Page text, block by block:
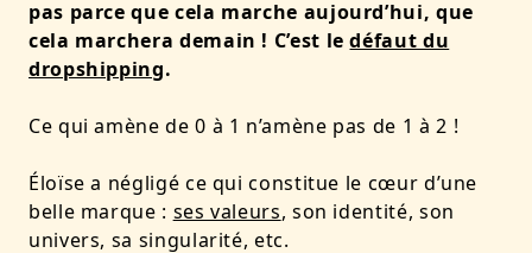
pas parce que cela marche aujourd’hui, que
cela marchera demain ! C’est ledéfaut du
dropshipping.
Ce qui amène de 0 à 1 n’amène pas de 1 à 2 !
Éloïse a négligé ce qui constitue le cœur d’une
belle marque : ses valeurs, son identité, son
univers, sa singularité, etc.